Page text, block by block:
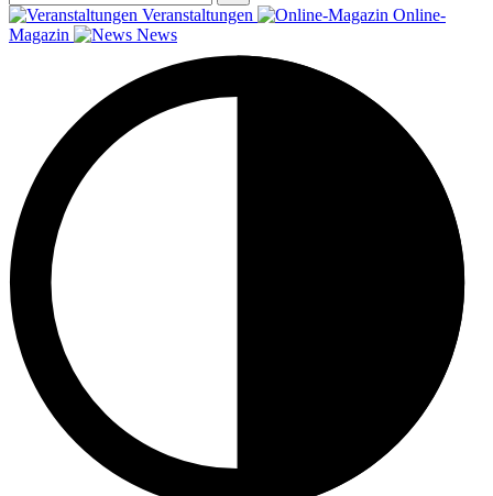
Veranstaltungen
Online-
Magazin
News